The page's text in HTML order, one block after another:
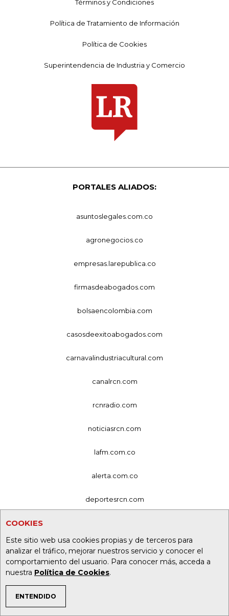
COOKIES
Este sitio web usa cookies propias y de terceros para
analizar el tráfico, mejorar nuestros servicio y conocer el
comportamiento del usuario. Para conocer más, acceda a
nuestra Política de Cookies.
ENTENDIDO
TEMAS DE INTERÉS
Términos y Condiciones
Política de Tratamiento de Información
Política de Cookies
Superintendencia de Industria y Comercio
PORTALES ALIADOS:
asuntoslegales.com.co
agronegocios.co
empresas.larepublica.co
firmasdeabogados.com
bolsaencolombia.com
casosdeexitoabogados.com
carnavalindustriacultural.com
canalrcn.com
rcnradio.com
noticiasrcn.com
lafm.com.co
alerta.com.co
deportesrcn.com